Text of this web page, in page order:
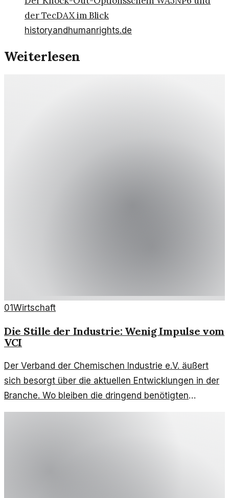
der TecDAX im Blick
historyandhumanrights.de
Weiterlesen
01Wirtschaft
Die Stille der Industrie: Wenig Impulse vom
VCI
Der Verband der Chemischen Industrie e.V. äußert
sich besorgt über die aktuellen Entwicklungen in der
Branche. Wo bleiben die dringend benötigten
Impulse?